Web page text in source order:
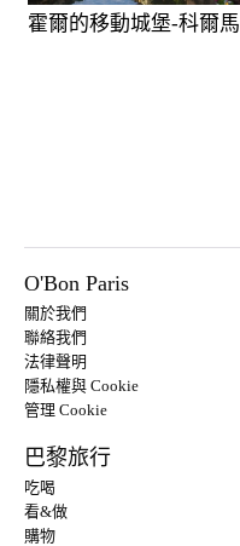
霍爾的移動城堡-科爾馬
O'Bon Paris
關於我們
聯絡我們
法律聲明
隱私權與 Cookie
管理 Cookie
巴黎旅行
吃喝
看&做
購物